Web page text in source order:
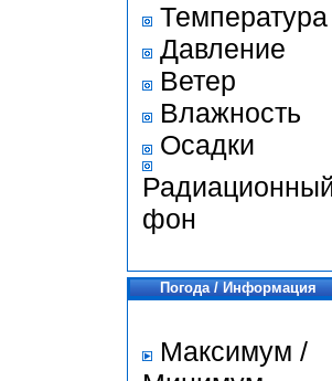
Температура
Давление
Ветер
Влажность
Осадки
фон
Погода / Информация
Максимум /